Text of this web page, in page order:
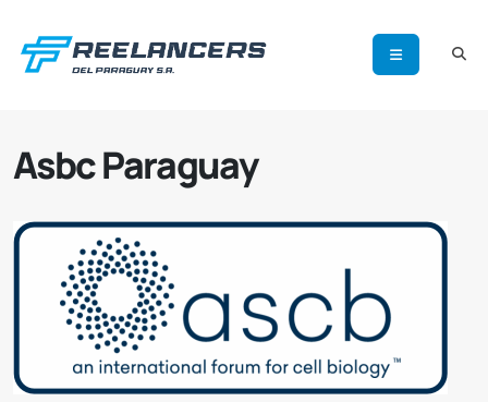
Asbc Paraguay